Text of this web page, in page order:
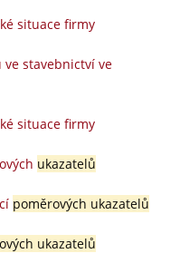
situace firmy
stavebnictví ve
situace firmy
ukazatelů
poměrových ukazatelů
ukazatelů